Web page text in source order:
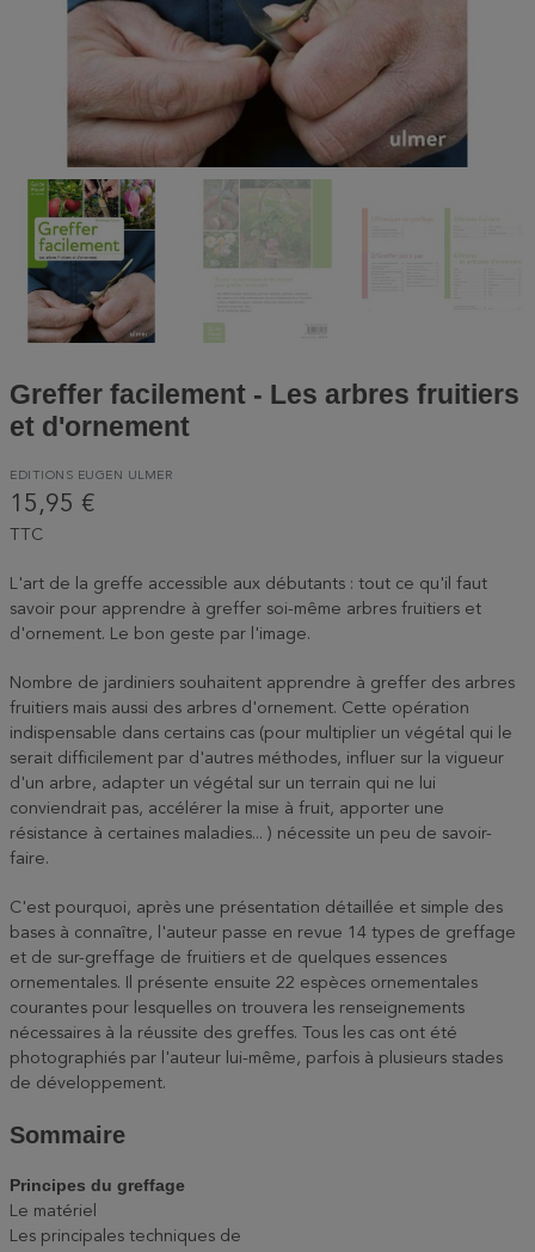
Greffer facilement - Les arbres fruitiers
et d'ornement
EDITIONS EUGEN ULMER
15,95 €
TTC
L'art de la greffe accessible aux débutants : tout ce qu'il faut
savoir pour apprendre à greffer soi-même arbres fruitiers et
d'ornement. Le bon geste par l'image.
Nombre de jardiniers souhaitent apprendre à greffer des arbres
fruitiers mais aussi des arbres d'ornement. Cette opération
indispensable dans certains cas (pour multiplier un végétal qui le
serait difficilement par d'autres méthodes, influer sur la vigueur
d'un arbre, adapter un végétal sur un terrain qui ne lui
conviendrait pas, accélérer la mise à fruit, apporter une
résistance à certaines maladies... ) nécessite un peu de savoir-
faire.
C'est pourquoi, après une présentation détaillée et simple des
bases à connaître, l'auteur passe en revue 14 types de greffage
et de sur-greffage de fruitiers et de quelques essences
ornementales. Il présente ensuite 22 espèces ornementales
courantes pour lesquelles on trouvera les renseignements
nécessaires à la réussite des greffes. Tous les cas ont été
photographiés par l'auteur lui-même, parfois à plusieurs stades
de développement.
Sommaire
Principes du greffage
Le matériel
Les principales techniques de